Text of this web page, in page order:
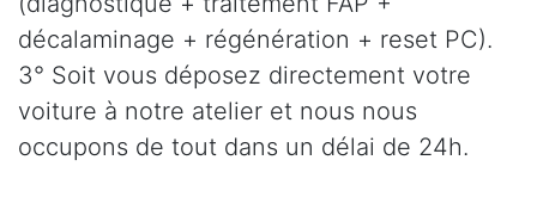
décalaminage + régénération + reset PC).
3° Soit vous déposez directement votre
voiture à notre atelier et nous nous
occupons de tout dans un délai de 24h.